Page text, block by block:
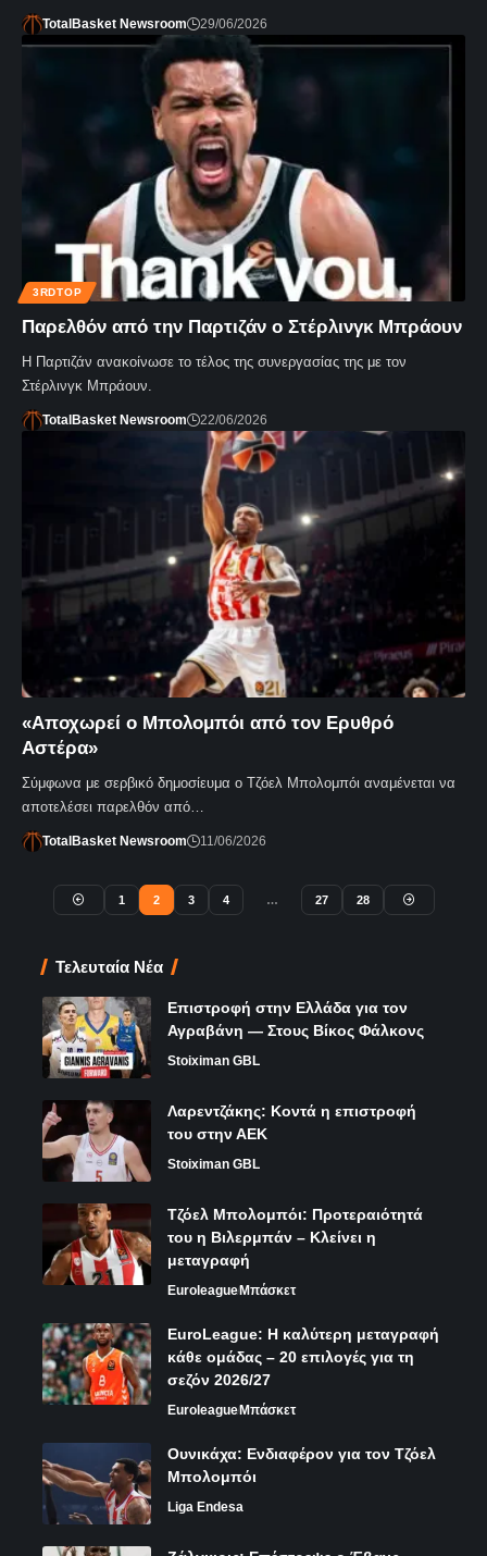
TotalBasket Newsroom 29/06/2026
3RDTOP
Παρελθόν από την Παρτιζάν ο Στέρλινγκ Μπράουν
Η Παρτιζάν ανακοίνωσε το τέλος της συνεργασίας της με τον
Στέρλινγκ Μπράουν.
TotalBasket Newsroom 22/06/2026
«Αποχωρεί ο Μπολομπόι από τον Ερυθρό
Αστέρα»
Σύμφωνα με σερβικό δημοσίευμα ο Τζόελ Μπολομπόι αναμένεται να
αποτελέσει παρελθόν από…
TotalBasket Newsroom 11/06/2026
1 2 3 4 … 27 28
Τελευταία Νέα
Επιστροφή στην Ελλάδα για τον
Αγραβάνη — Στους Βίκος Φάλκονς
Stoiximan GBL
Λαρεντζάκης: Κοντά η επιστροφή
του στην ΑΕΚ
Stoiximan GBL
Τζόελ Μπολομπόι: Προτεραιότητά
του η Βιλερμπάν – Κλείνει η
μεταγραφή
EuroleagueΜπάσκετ
EuroLeague: Η καλύτερη μεταγραφή
κάθε ομάδας – 20 επιλογές για τη
σεζόν 2026/27
EuroleagueΜπάσκετ
Ουνικάχα: Ενδιαφέρον για τον Τζόελ
Μπολομπόι
Liga Endesa